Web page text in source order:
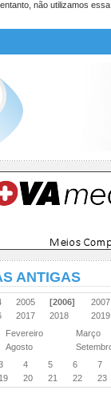
não utilizamos
ANTIGAS
2005 [2006]
2017 2018
Fevereiro
Março
Agosto
4 5 6
7
19 20 21 22 23